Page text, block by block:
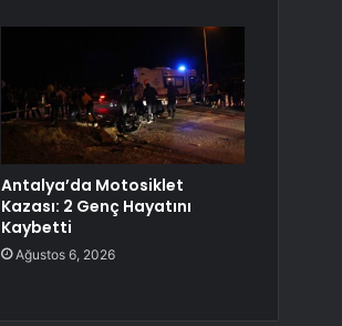
Antalya’da Motosiklet
Kazası: 2 Genç Hayatını
Kaybetti
Ağustos 6, 2026